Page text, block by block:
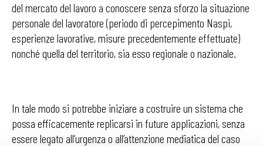
del mercato del lavoro a conoscere senza sforzo la situazione
personale del lavoratore (periodo di percepimento Naspi,
esperienze lavorative, misure precedentemente effettuate)
nonché quella del territorio, sia esso regionale o nazionale.
In tale modo si potrebbe iniziare a costruire un sistema che
possa efficacemente replicarsi in future applicazioni, senza
essere legato all’urgenza o all’attenzione mediatica del caso